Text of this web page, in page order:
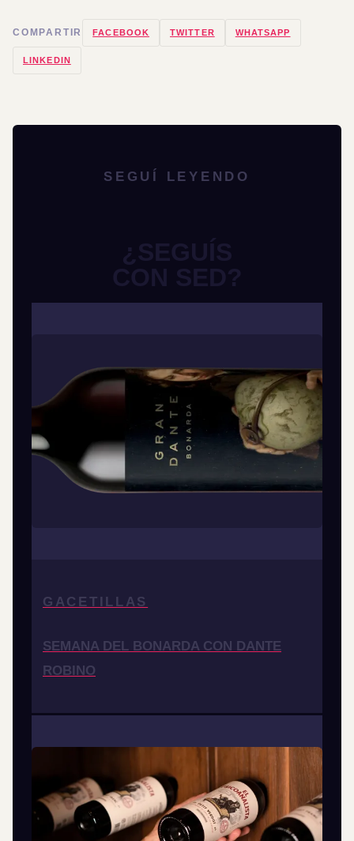
COMPARTIR FACEBOOK TWITTER WHATSAPP
LINKEDIN
SEGUÍ LEYENDO
¿SEGUÍS
CON SED?
GACETILLAS
SEMANA DEL BONARDA CON DANTE
ROBINO